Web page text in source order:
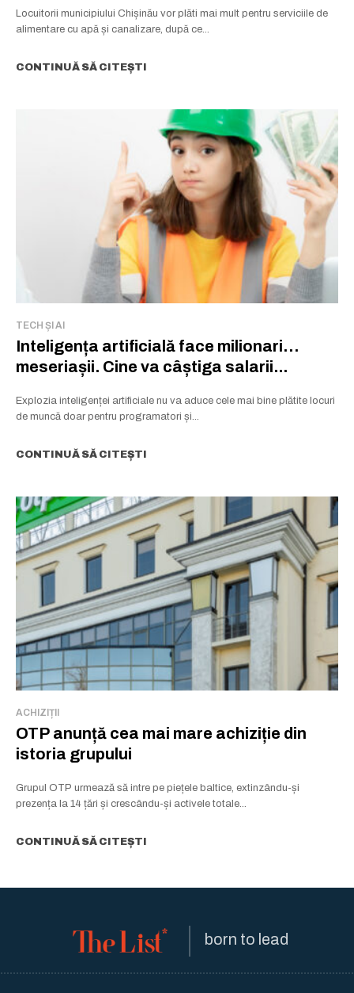
Locuitorii municipiului Chișinău vor plăti mai mult pentru serviciile de
alimentare cu apă și canalizare, după ce...
CONTINUĂ SĂ CITEȘTI
TECH ȘI AI
Inteligența artificială face milionari…
meseriașii. Cine va câștiga salarii...
Explozia inteligenței artificiale nu va aduce cele mai bine plătite locuri
de muncă doar pentru programatori și...
CONTINUĂ SĂ CITEȘTI
ACHIZIȚII
OTP anunță cea mai mare achiziție din
istoria grupului
Grupul OTP urmează să intre pe piețele baltice, extinzându-și
prezența la 14 țări și crescându-și activele totale...
CONTINUĂ SĂ CITEȘTI
born to lead